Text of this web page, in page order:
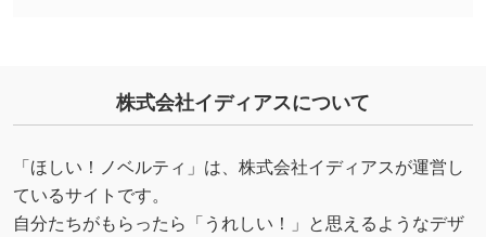
株式会社イディアスについて
「ほしい！ノベルティ」は、株式会社イディアスが運営し
ているサイトです。
自分たちがもらったら「うれしい！」と思えるようなデザ